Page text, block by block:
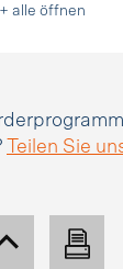
+ alle öffnen
Teilen Sie